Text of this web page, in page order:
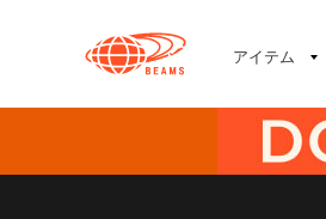
アイテム